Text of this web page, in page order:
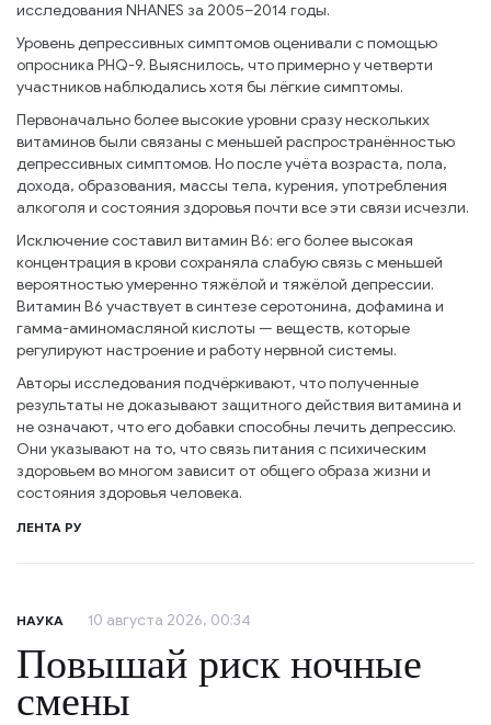
исследования NHANES за 2005–2014 годы.
Уровень депрессивных симптомов оценивали с помощью
опросника PHQ-9. Выяснилось, что примерно у четверти
участников наблюдались хотя бы лёгкие симптомы.
Первоначально более высокие уровни сразу нескольких
витаминов были связаны с меньшей распространённостью
депрессивных симптомов. Но после учёта возраста, пола,
дохода, образования, массы тела, курения, употребления
алкоголя и состояния здоровья почти все эти связи исчезли.
Исключение составил витамин B6: его более высокая
концентрация в крови сохраняла слабую связь с меньшей
вероятностью умеренно тяжёлой и тяжёлой депрессии.
Витамин B6 участвует в синтезе серотонина, дофамина и
гамма-аминомасляной кислоты — веществ, которые
регулируют настроение и работу нервной системы.
Авторы исследования подчёркивают, что полученные
результаты не доказывают защитного действия витамина и
не означают, что его добавки способны лечить депрессию.
Они указывают на то, что связь питания с психическим
здоровьем во многом зависит от общего образа жизни и
состояния здоровья человека.
ЛЕНТА РУ
НАУКА 10 августа 2026, 00:34
Повышай риск ночные
смены